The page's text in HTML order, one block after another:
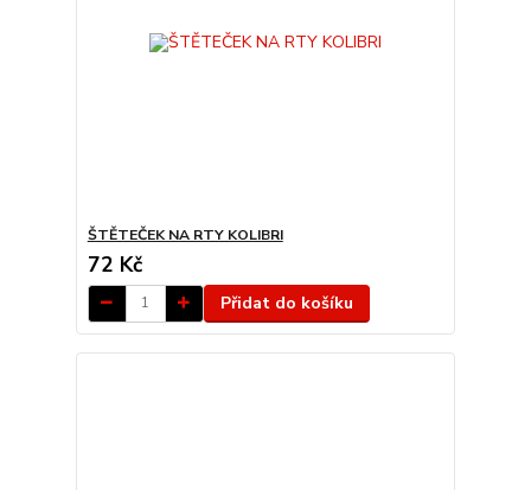
ŠTĚTEČEK NA RTY KOLIBRI
72 Kč
Přidat do košíku